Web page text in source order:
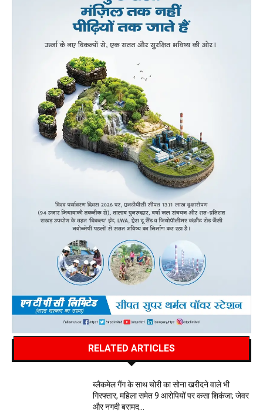
RELATED ARTICLES
ब्लैकमेल गैंग के साथ चोरी का सोना खरीदने वाले भी
गिरफ्तार, महिला समेत 9 आरोपियों पर कसा शिकंजा; जेवर
और नगदी बरामद…